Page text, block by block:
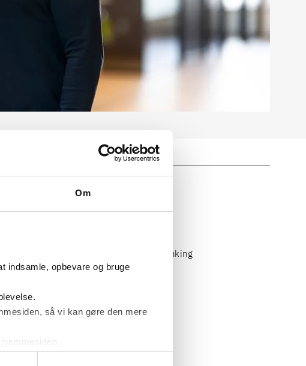
Om
indsamle, opbevare og bruge
så vi kan gøre den mere
Poul Schmith/Kammeradvokaten
Iss Facility Services/Nordea Private Banking
Meyer Kantiner/Pension Danmark